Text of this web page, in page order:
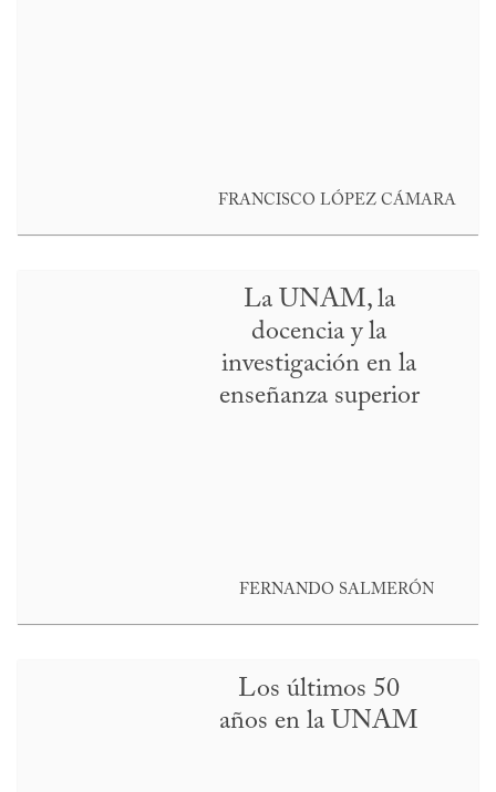
FRANCISCO LÓPEZ CÁMARA
La UNAM, la
docencia y la
investigación en la
enseñanza superior
FERNANDO SALMERÓN
Los últimos 50
años en la UNAM